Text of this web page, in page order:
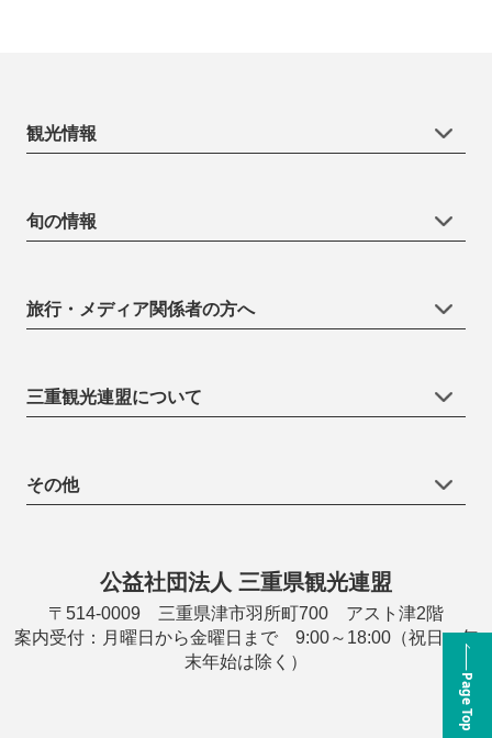
Page Top
観光情報
旬の情報
旅行・メディア関係者の方へ
三重観光連盟について
その他
公益社団法人 三重県観光連盟
〒514-0009 三重県津市羽所町700 アスト津2階
案内受付：月曜日から金曜日まで 9:00～18:00（祝日・年
末年始は除く）